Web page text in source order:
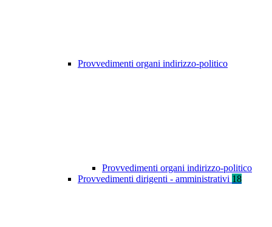
Provvedimenti organi indirizzo-politico
Provvedimenti organi indirizzo-politico
Provvedimenti dirigenti - amministrativi 18